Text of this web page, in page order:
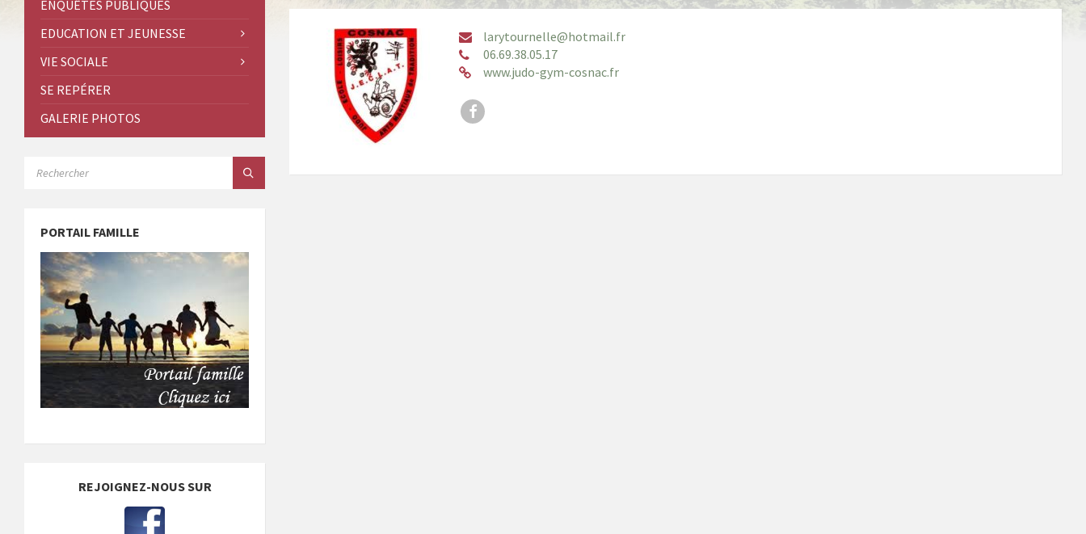
larytournelle@hotmail.fr
06.69.38.05.17
www.judo-gym-cosnac.fr
Facebook
ENQUÊTES PUBLIQUES
EDUCATION ET JEUNESSE
VIE SOCIALE
SE REPÉRER
GALERIE PHOTOS
PORTAIL FAMILLE
REJOIGNEZ-NOUS SUR